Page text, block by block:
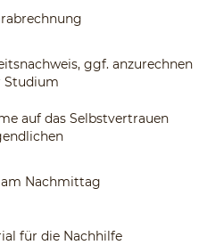
ggf. anzurechnen
Studium
auf das Selbstvertrauen
am Nachmittag
für die Nachhilfe